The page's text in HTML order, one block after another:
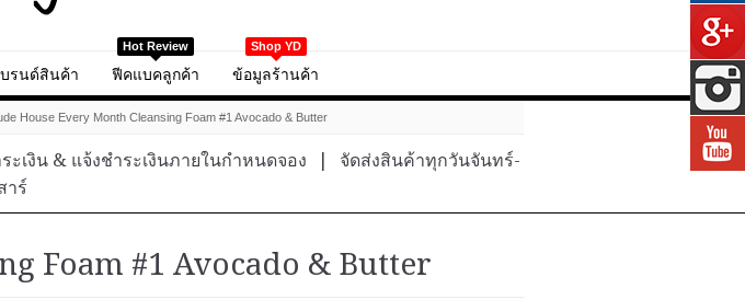
รนด์สินค้า
Hot Review
ฟีคแบคลูกค้า
Shop YD
ข้อมูลร้านค้า
House Every Month Cleansing Foam #1 Avocado & Butter
ะเงิน & แจ้งชำระเงินภายในกำหนดจอง
จัดส่งสินค้าทุกวันจันทร์-
าร์
Foam #1 Avocado & Butter